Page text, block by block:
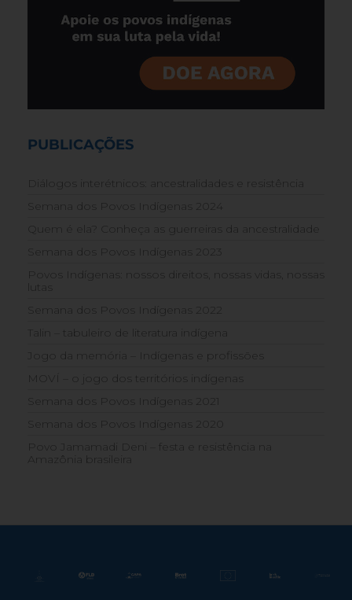
PUBLICAÇÕES
Diálogos interétnicos: ancestralidades e resistência
Semana dos Povos Indígenas 2024
Quem é ela? Conheça as guerreiras da ancestralidade
Semana dos Povos Indígenas 2023
Povos Indígenas: nossos direitos, nossas vidas, nossas
lutas
Semana dos Povos Indígenas 2022
Talin – tabuleiro de literatura indígena
Jogo da memória – Indígenas e profissões
MOVÍ – o jogo dos territórios indígenas
Semana dos Povos Indígenas 2021
Semana dos Povos Indígenas 2020
Povo Jamamadi Deni – festa e resistência na
Amazônia brasileira